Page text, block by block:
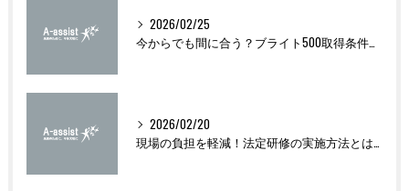
2026/02/25
今からでも間に合う？ブライト500取得条件をわかりやすく解説
2026/02/20
現場の負担を軽減！法定研修の実施方法とは？